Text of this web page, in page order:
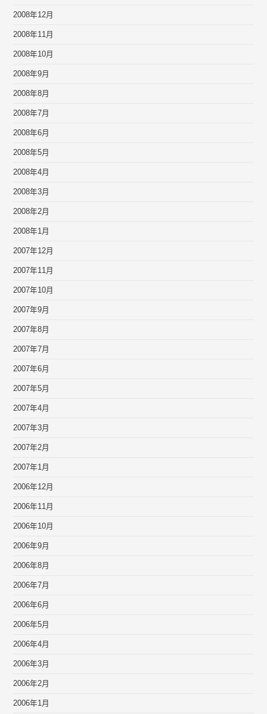
2008年12月
2008年11月
2008年10月
2008年9月
2008年8月
2008年7月
2008年6月
2008年5月
2008年4月
2008年3月
2008年2月
2008年1月
2007年12月
2007年11月
2007年10月
2007年9月
2007年8月
2007年7月
2007年6月
2007年5月
2007年4月
2007年3月
2007年2月
2007年1月
2006年12月
2006年11月
2006年10月
2006年9月
2006年8月
2006年7月
2006年6月
2006年5月
2006年4月
2006年3月
2006年2月
2006年1月